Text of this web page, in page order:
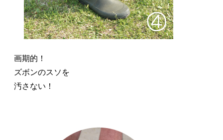
画期的！
ズボンのスソを
汚さない！